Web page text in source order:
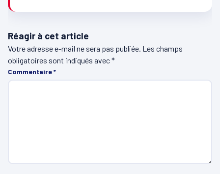
Réagir à cet article
Votre adresse e-mail ne sera pas publiée. Les champs
obligatoires sont indiqués avec*
Commentaire*